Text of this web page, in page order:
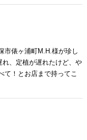
市俵ヶ浦町M.H.様が珍し
、定植が遅れたけど、や
て！とお店まで持ってこ